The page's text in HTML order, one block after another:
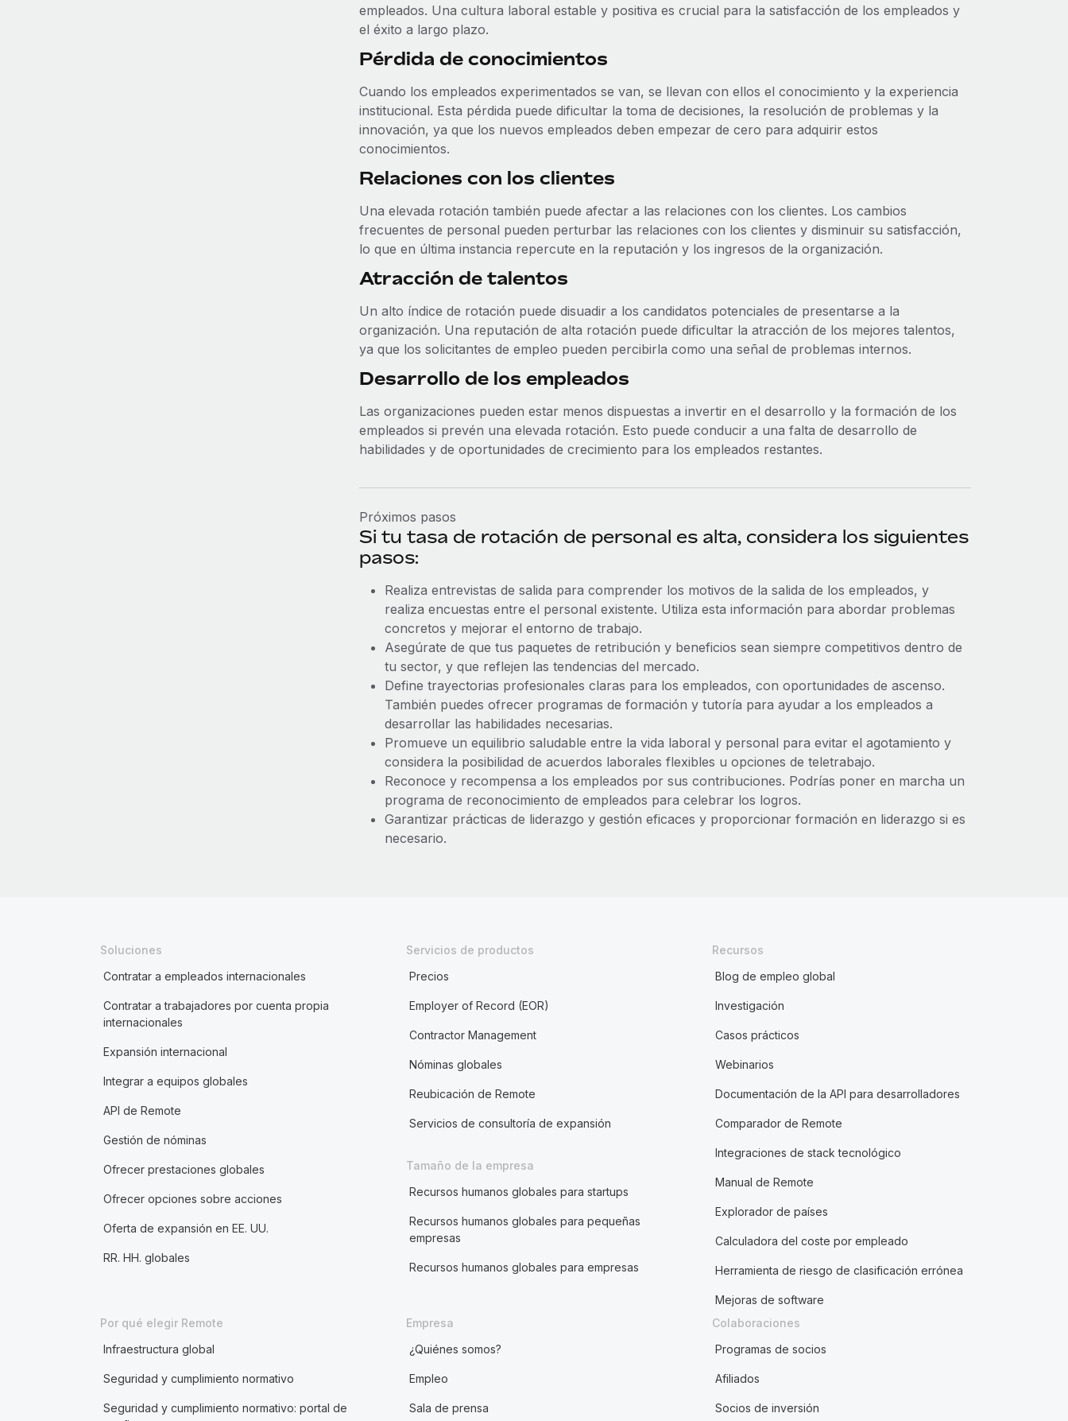
empleados. Una cultura laboral estable y positiva es crucial para la satisfacción de los empleados y
el éxito a largo plazo.
Pérdida de conocimientos
Cuando los empleados experimentados se van, se llevan con ellos el conocimiento y la experiencia
institucional. Esta pérdida puede dificultar la toma de decisiones, la resolución de problemas y la
innovación, ya que los nuevos empleados deben empezar de cero para adquirir estos
conocimientos.
Relaciones con los clientes
Una elevada rotación también puede afectar a las relaciones con los clientes. Los cambios
frecuentes de personal pueden perturbar las relaciones con los clientes y disminuir su satisfacción,
lo que en última instancia repercute en la reputación y los ingresos de la organización.
Atracción de talentos
Un alto índice de rotación puede disuadir a los candidatos potenciales de presentarse a la
organización. Una reputación de alta rotación puede dificultar la atracción de los mejores talentos,
ya que los solicitantes de empleo pueden percibirla como una señal de problemas internos.
Desarrollo de los empleados
Las organizaciones pueden estar menos dispuestas a invertir en el desarrollo y la formación de los
empleados si prevén una elevada rotación. Esto puede conducir a una falta de desarrollo de
habilidades y de oportunidades de crecimiento para los empleados restantes.
Próximos pasos
Si tu tasa de rotación de personal es alta, considera los siguientes
pasos:
Realiza entrevistas de salida para comprender los motivos de la salida de los empleados, y
realiza encuestas entre el personal existente. Utiliza esta información para abordar problemas
concretos y mejorar el entorno de trabajo.
Asegúrate de que tus paquetes de retribución y beneficios sean siempre competitivos dentro de
tu sector, y que reflejen las tendencias del mercado.
Define trayectorias profesionales claras para los empleados, con oportunidades de ascenso.
También puedes ofrecer programas de formación y tutoría para ayudar a los empleados a
desarrollar las habilidades necesarias.
Promueve un equilibrio saludable entre la vida laboral y personal para evitar el agotamiento y
considera la posibilidad de acuerdos laborales flexibles u opciones de teletrabajo.
Reconoce y recompensa a los empleados por sus contribuciones. Podrías poner en marcha un
programa de reconocimiento de empleados para celebrar los logros.
Garantizar prácticas de liderazgo y gestión eficaces y proporcionar formación en liderazgo si es
necesario.
Soluciones
Contratar a empleados internacionales
Contratar a trabajadores por cuenta propia
internacionales
Expansión internacional
Integrar a equipos globales
API de Remote
Gestión de nóminas
Ofrecer prestaciones globales
Ofrecer opciones sobre acciones
Oferta de expansión en EE. UU.
RR. HH. globales
Servicios de productos
Precios
Employer of Record (EOR)
Contractor Management
Nóminas globales
Reubicación de Remote
Servicios de consultoría de expansión
Tamaño de la empresa
Recursos humanos globales para startups
Recursos humanos globales para pequeñas
empresas
Recursos humanos globales para empresas
Recursos
Blog de empleo global
Investigación
Casos prácticos
Webinarios
Documentación de la API para desarrolladores
Comparador de Remote
Integraciones de stack tecnológico
Manual de Remote
Explorador de países
Calculadora del coste por empleado
Herramienta de riesgo de clasificación errónea
Mejoras de software
Por qué elegir Remote
Infraestructura global
Seguridad y cumplimiento normativo
Seguridad y cumplimiento normativo: portal de
Empresa
¿Quiénes somos?
Empleo
Sala de prensa
Colaboraciones
Programas de socios
Afiliados
Socios de inversión